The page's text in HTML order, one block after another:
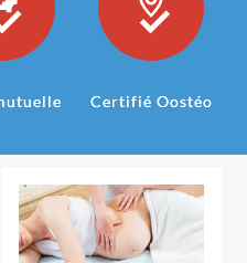
Certifié Oostéo